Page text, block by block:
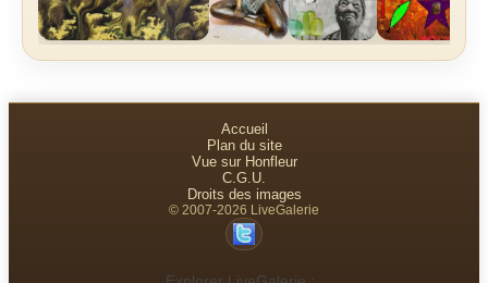
Accueil
Plan du site
Vue sur Honfleur
C.G.U.
Droits des images
© 2007-2026 LiveGalerie